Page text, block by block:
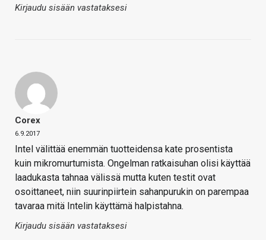
Kirjaudu sisään vastataksesi
Corex
6.9.2017
Intel välittää enemmän tuotteidensa kate prosentista
kuin mikromurtumista. Ongelman ratkaisuhan olisi käyttää
laadukasta tahnaa välissä mutta kuten testit ovat
osoittaneet, niin suurinpiirtein sahanpurukin on parempaa
tavaraa mitä Intelin käyttämä halpistahna.
Kirjaudu sisään vastataksesi